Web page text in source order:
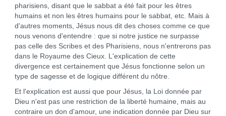
pharisiens, disant que le sabbat a été fait pour les êtres
humains et non les êtres humains pour le sabbat, etc. Mais à
d'autres moments, Jésus nous dit des choses comme ce que
nous venons d'entendre : que si notre justice ne surpasse
pas celle des Scribes et des Pharisiens, nous n'entrerons pas
dans le Royaume des Cieux. L'explication de cette
divergence est certainement que Jésus fonctionne selon un
type de sagesse et de logique différent du nôtre.
Et l'explication est aussi que pour Jésus, la Loi donnée par
Dieu n'est pas une restriction de la liberté humaine, mais au
contraire un don d'amour, une indication donnée par Dieu sur